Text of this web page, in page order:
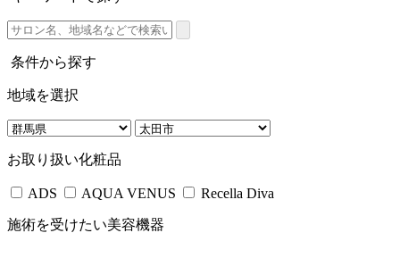
条件から探す
地域を選択
お取り扱い化粧品
ADS AQUA VENUS Recella Diva
施術を受けたい美容機器